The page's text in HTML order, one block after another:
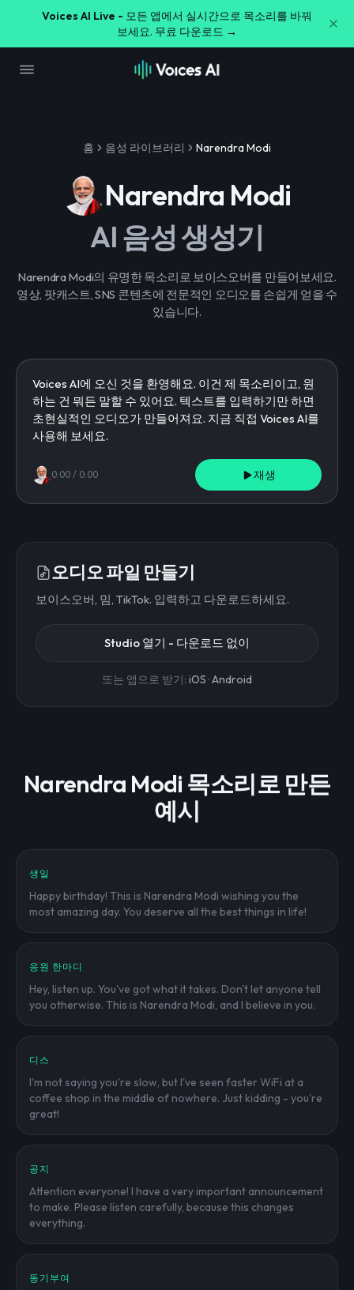
Voices AI Live - 모든 앱에서 실시간으로 목소리를 바꿔
보세요. 무료 다운로드 →
홈 음성 라이브러리 Narendra Modi
Narendra Modi
AI 음성 생성기
Narendra Modi의 유명한 목소리로 보이스오버를 만들어보세요.
영상, 팟캐스트, SNS 콘텐츠에 전문적인 오디오를 손쉽게 얻을 수
있습니다.
0:00 / 0:00 재생
오디오 파일 만들기
보이스오버, 밈, TikTok. 입력하고 다운로드하세요.
Studio 열기 - 다운로드 없이
또는 앱으로 받기: iOS ·Android
Narendra Modi 목소리로 만든
예시
생일
Happy birthday! This is Narendra Modi wishing you the
most amazing day. You deserve all the best things in life!
응원 한마디
Hey, listen up. You've got what it takes. Don't let anyone tell
you otherwise. This is Narendra Modi, and I believe in you.
디스
I'm not saying you're slow, but I've seen faster WiFi at a
coffee shop in the middle of nowhere. Just kidding - you're
great!
공지
Attention everyone! I have a very important announcement
to make. Please listen carefully, because this changes
everything.
동기부여